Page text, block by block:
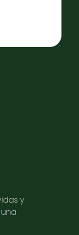
y